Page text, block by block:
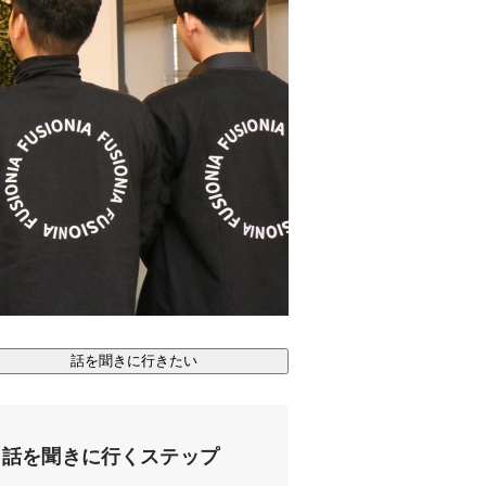
話を聞きに行きたい
話を聞きに行くステップ